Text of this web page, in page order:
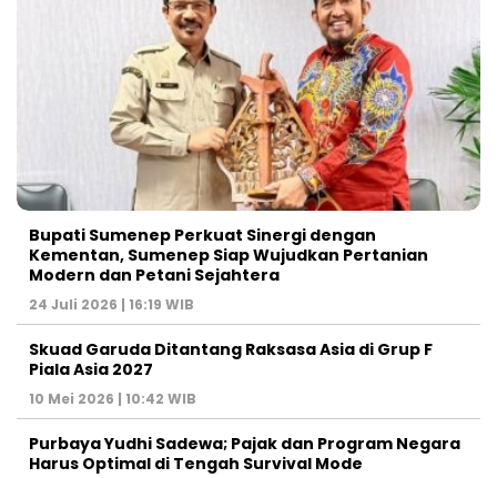
Bupati Sumenep Perkuat Sinergi dengan
Kementan, Sumenep Siap Wujudkan Pertanian
Modern dan Petani Sejahtera
24 Juli 2026 | 16:19 WIB
Skuad Garuda Ditantang Raksasa Asia di Grup F
Piala Asia 2027
10 Mei 2026 | 10:42 WIB
Purbaya Yudhi Sadewa; Pajak dan Program Negara
Harus Optimal di Tengah Survival Mode